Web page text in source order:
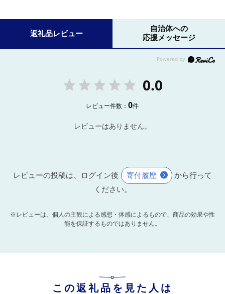
返礼品レビュー
自治体への
応援メッセージ
0.0
レビュー件数：0件
レビューはありません。
レビューの投稿は、ログイン後 寄付履歴
から行って
ください。
※レビューは、個人の主観による感想・体感によるもので、商品の効果や性
能を保証するものではありません。
この返礼品を見た人は